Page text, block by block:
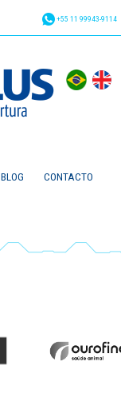
+55 11 99943-9114
BLOG CONTACTO